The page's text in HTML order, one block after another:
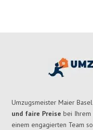
Umzugsmeister Maier
und faire Preise bei Ihrem
einem engagierten Team